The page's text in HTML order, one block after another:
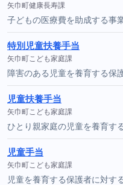
矢巾町健康長寿課
子どもの医療費を助成する事業
特別児童扶養手当
矢巾町こども家庭課
障害のある児童を養育する保
児童扶養手当
矢巾町こども家庭課
ひとり親家庭の児童を養育す
児童手当
矢巾町こども家庭課
児童を養育する保護者に対す